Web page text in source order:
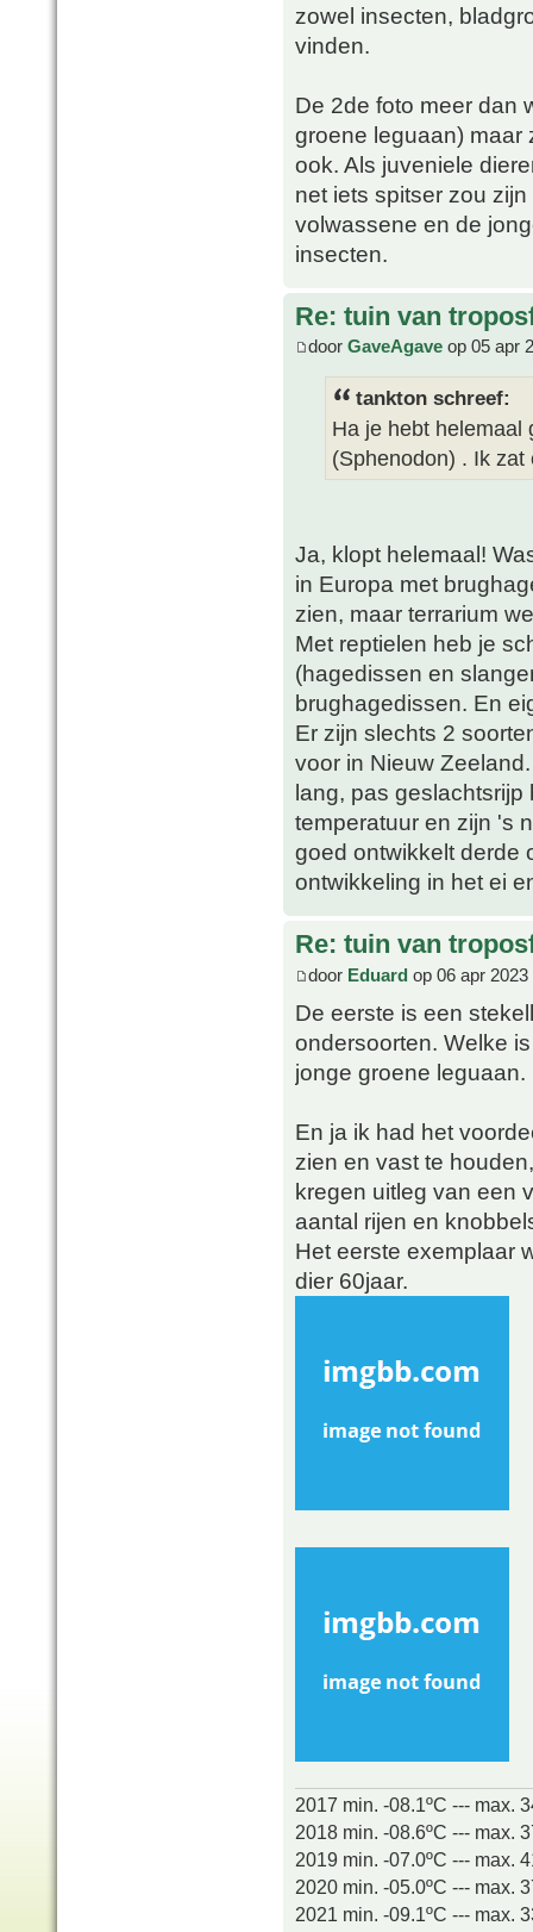
zowel insecten,
vinden.
De 2de foto meer dan
groene leguaan) maar
ook. Als juveniele
net iets spitser zou
volwassene en de
insecten.
Re: tuin van
door GaveAgave op 05 apr
tankton schreef:
Ha je hebt helemaal
(Sphenodon) . Ik
Ja, klopt helemaal!
in Europa met
zien, maar terrarium
Met reptielen heb je
(hagedissen en
brughagedissen. En
Er zijn slechts 2
voor in Nieuw
lang, pas
temperatuur en zijn 's
goed ontwikkelt derde
ontwikkeling in het ei
Re: tuin van
door Eduard op 06 apr 2023
De eerste is een
ondersoorten. Welke
jonge groene leguaan.
En ja ik had het
zien en vast te
kregen uitleg van een
aantal rijen en
Het eerste exemplaar
dier 60jaar.
2017 min. -08.1ºC --- max.
2018 min. -08.6ºC --- max.
2019 min. -07.0ºC --- max.
2020 min. -05.0ºC --- max.
2021 min. -09.1ºC --- max.